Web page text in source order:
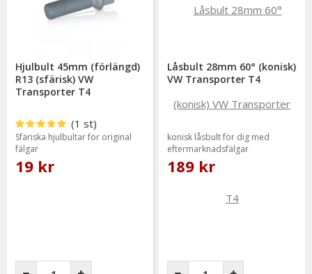
Hjulbult 45mm (förlängd)
R13 (sfärisk) VW
Transporter T4
(1 st)
Sfäriska hjulbultar för original
fälgar
19 kr
Låsbult 28mm 60° (konisk)
VW Transporter T4
konisk låsbult för dig med
eftermarknadsfälgar
189 kr